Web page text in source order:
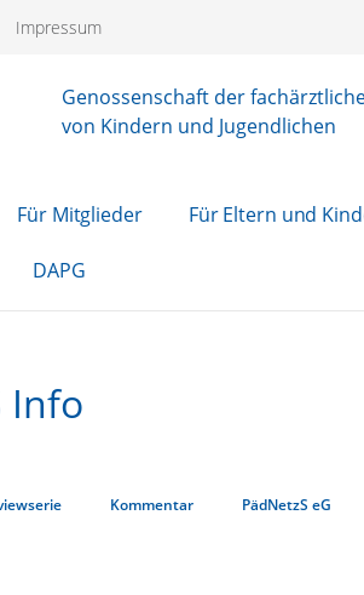
Impressum
Genossenschaft der
von Kindern und Jugendlichen
Für Mitglieder Für Eltern und
DAPG
Info
Kommentar PädNetzS eG